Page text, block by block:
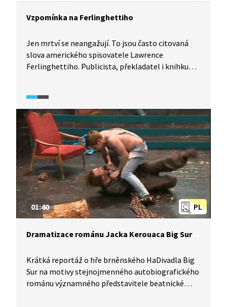
Vzpomínka na Ferlinghettiho
Jen mrtví se neangažují. To jsou často citovaná
slova amerického spisovatele Lawrence
Ferlinghettiho. Publicista, překladatel i knihkupec
„beatník“, jaký je Ferlinghetti jako člověk a autor
a jaké básníkovy texty nejvíce zapůsobily
na čtenáře tehdejšího Československa v 60. letech.
V čem byla jeho poezie odlišná od ostatních
autorů „beatnické generace“? Jaké byly jeho
básnické ambice?
PL
01:40
Dramatizace románu Jacka Kerouaca Big Sur
Krátká reportáž o hře brněnského HaDivadla Big
Sur na motivy stejnojmenného autobiografického
románu významného představitele beatnické